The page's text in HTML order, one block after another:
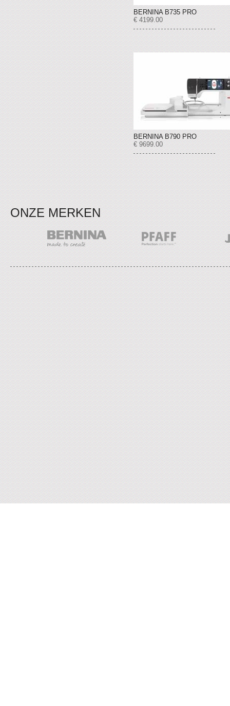
BERNINA B735 PRO
€ 4199.00
BERNINA B790 PRO
€ 9699.00
ONZE MERKEN